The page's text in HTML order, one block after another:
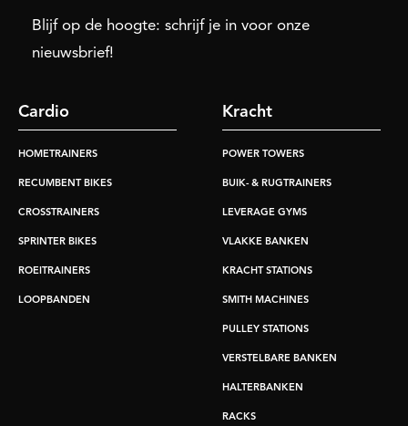
Blijf op de hoogte: schrijf je in voor onze
nieuwsbrief!
Cardio
HOMETRAINERS
RECUMBENT BIKES
CROSSTRAINERS
SPRINTER BIKES
ROEITRAINERS
LOOPBANDEN
Kracht
POWER TOWERS
BUIK- & RUGTRAINERS
LEVERAGE GYMS
VLAKKE BANKEN
KRACHT STATIONS
SMITH MACHINES
PULLEY STATIONS
VERSTELBARE BANKEN
HALTERBANKEN
RACKS